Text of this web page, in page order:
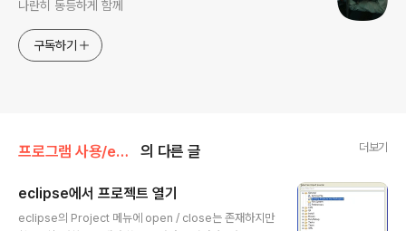
나란히 동등하게 함께
구독하기
프로그램 사용/eclipse 의 다른 글 더보기
eclipse에서 프로젝트 열기
eclipse의 Project 메뉴에 open / close는 존재하지만